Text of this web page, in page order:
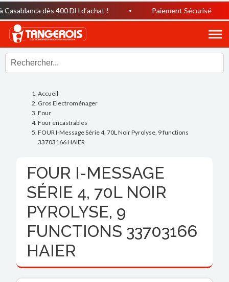
dès 400 DH d’achat ! Paiement Sécurisé
Accueil
Gros Electroménager
Four
Four encastrables
FOUR I-Message Série 4, 70L Noir Pyrolyse, 9 functions
33703166 HAIER
FOUR I-MESSAGE
SÉRIE 4, 70L NOIR
PYROLYSE, 9
FUNCTIONS 33703166
HAIER